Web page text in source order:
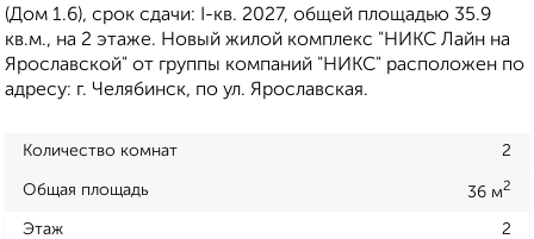
(Дом 1.6), срок сдачи: I-кв. 2027, общей площадью 35.9
кв.м., на 2 этаже. Новый жилой комплекс "НИКС Лайн на
Ярославской" от группы компаний "НИКС" расположен по
адресу: г. Челябинск, по ул. Ярославская.
Количество комнат 2
Общая площадь 36 м2
Этаж 2